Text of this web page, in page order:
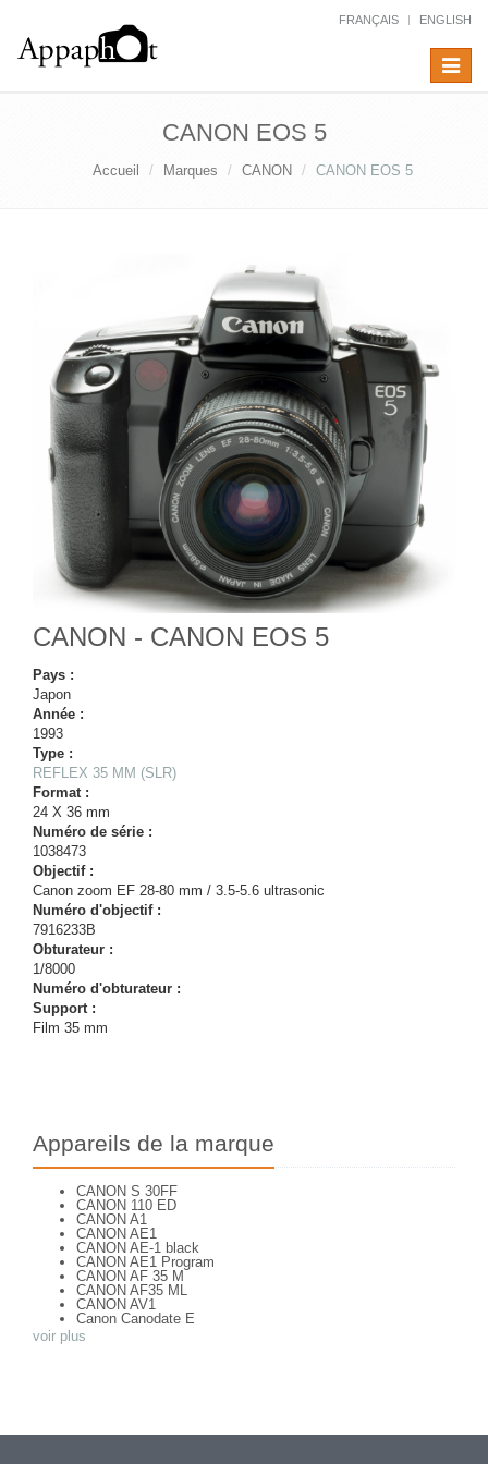
FRANÇAIS ENGLISH
Toggle
CANON EOS 5
Accueil Marques CANON CANON EOS 5
CANON - CANON EOS 5
Pays :
Japon
Année :
1993
Type :
REFLEX 35 MM (SLR)
Format :
24 X 36 mm
Numéro de série :
1038473
Objectif :
Canon zoom EF 28-80 mm / 3.5-5.6 ultrasonic
Numéro d'objectif :
7916233B
Obturateur :
1/8000
Numéro d'obturateur :
Support :
Film 35 mm
Appareils de la marque
CANON S 30FF
CANON 110 ED
CANON A1
CANON AE1
CANON AE-1 black
CANON AE1 Program
CANON AF 35 M
CANON AF35 ML
CANON AV1
Canon Canodate E
CANON Canonet QL 25
CANON Demi EE 17
voir plus